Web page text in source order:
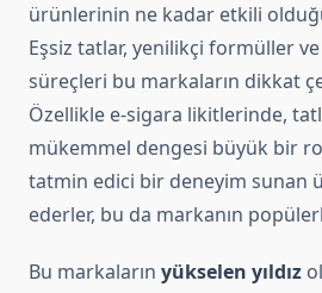
ürünlerinin ne kadar etkili
Eşsiz tatlar, yenilikçi formüller
süreçleri bu markaların dikkat
Özellikle e-sigara likitlerinde,
mükemmel dengesi büyük bir rol
tatmin edici bir deneyim sunan
ederler, bu da markanın
Bu markaların yükselen yıldız